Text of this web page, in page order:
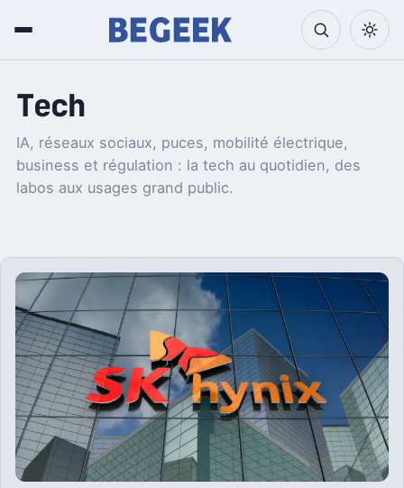
Tech
IA, réseaux sociaux, puces, mobilité électrique,
business et régulation : la tech au quotidien, des
labos aux usages grand public.